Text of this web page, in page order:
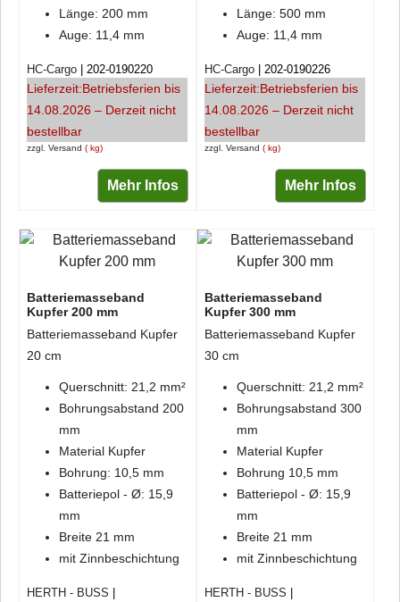
Länge: 200 mm
Auge: 11,4 mm
zzgl. Versand kg
HC-Cargo 202-0190220
Lieferzeit:Betriebsferien bis
14.08.2026 – Derzeit nicht
bestellbar
Mehr Infos
Länge: 500 mm
Auge: 11,4 mm
zzgl. Versand kg
HC-Cargo 202-0190226
Lieferzeit:Betriebsferien bis
14.08.2026 – Derzeit nicht
bestellbar
Mehr Infos
Batteriemasseband
Kupfer 200 mm
Batteriemasseband Kupfer
20 cm
Querschnitt: 21,2 mm²
Bohrungsabstand 200
mm
Material Kupfer
Bohrung: 10,5 mm
Batteriepol - Ø: 15,9
mm
Breite 21 mm
mit Zinnbeschichtung
HERTH - BUSS
Batteriemasseband
Kupfer 300 mm
Batteriemasseband Kupfer
30 cm
Querschnitt: 21,2 mm²
Bohrungsabstand 300
mm
Material Kupfer
Bohrung 10,5 mm
Batteriepol - Ø: 15,9
mm
Breite 21 mm
mit Zinnbeschichtung
HERTH - BUSS